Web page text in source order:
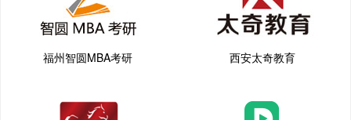
福州智圆MBA考研 西安太奇教育